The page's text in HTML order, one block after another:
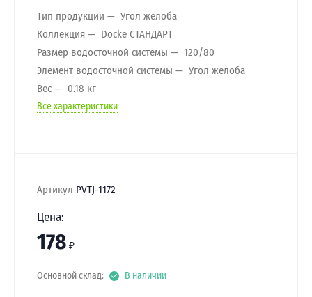
Тип продукции
Угол желоба
Коллекция
Docke СТАНДАРТ
Размер водосточной системы
120/80
Элемент водосточной системы
Угол желоба
Вес
0.18 кг
Все характеристики
Артикул PVTJ-1172
Цена:
178 ₽
Основной склад: В наличии